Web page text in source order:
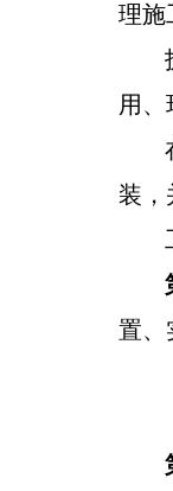
理施
用、
装，
置、